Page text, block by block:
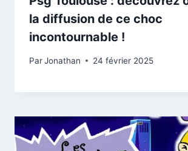
la diffusion de ce choc
incontournable !
ParJonathan 24 février 2025